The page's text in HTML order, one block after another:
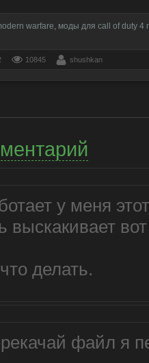
warfare, моды для call of duty 4
10845 shushkan
у меня
выскакивает
делать.
файл я